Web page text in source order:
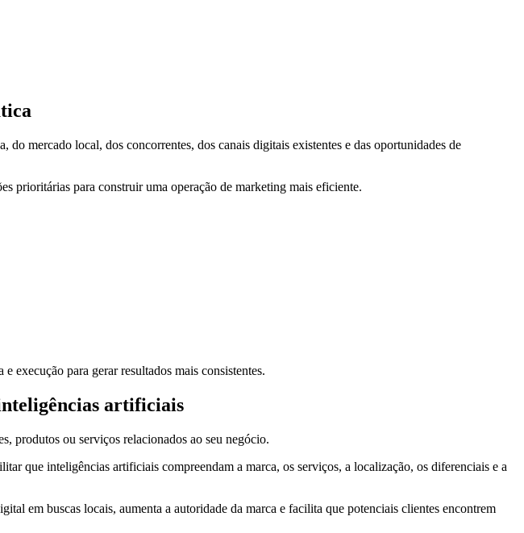
do mercado local, dos concorrentes, dos canais digitais existentes e das oportunidades de
prioritárias para construir uma operação de marketing mais eficiente.
execução para gerar resultados mais consistentes.
artificiais
produtos ou serviços relacionados ao seu negócio.
que inteligências artificiais compreendam a marca, os serviços, a localização, os diferenciais e a
em buscas locais, aumenta a autoridade da marca e facilita que potenciais clientes encontrem